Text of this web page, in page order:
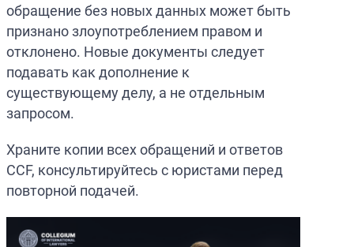
обращение без новых данных может быть
признано злоупотреблением правом и
отклонено. Новые документы следует
подавать как дополнение к
существующему делу, а не отдельным
запросом.
Храните копии всех обращений и ответов
CCF, консультируйтесь с юристами перед
повторной подачей.